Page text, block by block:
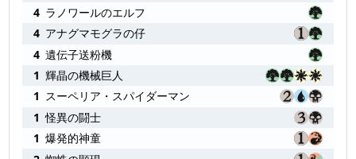
4 ラノワールのエルフ
4 アナグマモグラの仔
4 遺伝子送粉機
1 輝晶の機械巨人
1 スーペリア・スパイダーマン
1 怪異の闘士
1 爆発的神童